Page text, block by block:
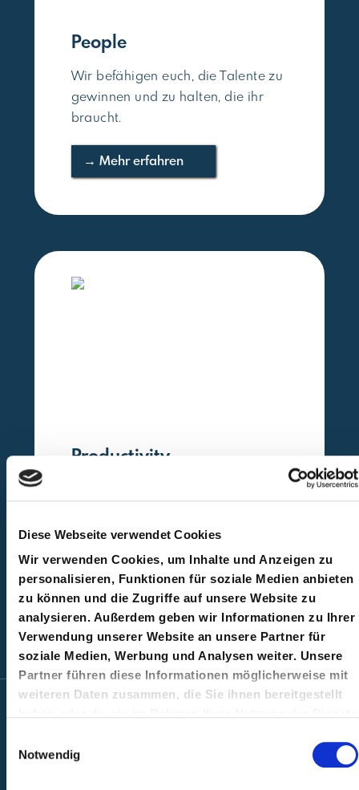
Diese Webseite verwendet Cookies
Wir verwenden Cookies, um Inhalte und Anzeigen zu
personalisieren, Funktionen für soziale Medien anbieten
zu können und die Zugriffe auf unsere Website zu
analysieren. Außerdem geben wir Informationen zu Ihrer
Verwendung unserer Website an unsere Partner für
soziale Medien, Werbung und Analysen weiter. Unsere
Partner führen diese Informationen möglicherweise mit
weiteren Daten zusammen, die Sie ihnen bereitgestellt
Notwendig
People
Wir befähigen euch, die Talente zu
gewinnen und zu halten, die ihr
braucht.
→ Mehr erfahren
Productivity
→ Mehr erfahren